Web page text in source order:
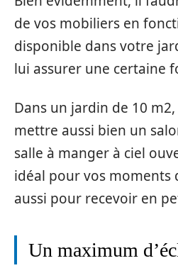
de vos mobiliers en
disponible dans votre
lui assurer une certaine
Dans un jardin de 10
mettre aussi bien un
salle à manger à ciel
idéal pour vos moments
aussi pour recevoir en
Un maximum